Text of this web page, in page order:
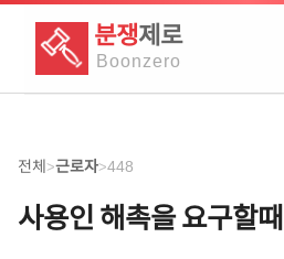
분쟁제로
Boonzero
전체>근로자>448
사용인 해촉을 요구할때